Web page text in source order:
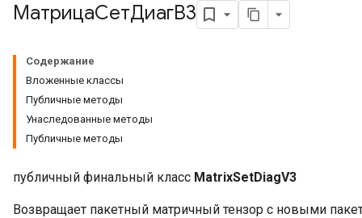
МатрицаСетДиагВ3
Содержание
Вложенные классы
Публичные методы
Унаследованные методы
Публичные методы
публичный финальный класс MatrixSetDiagV3
Возвращает пакетный матричный тензор с новыми